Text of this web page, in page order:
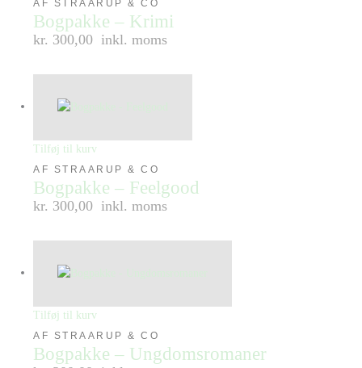
AF STRAARUP & CO
Bogpakke – Krimi
kr. 300,00 inkl. moms
Tilføj til kurv
AF STRAARUP & CO
Bogpakke – Feelgood
kr. 300,00 inkl. moms
Tilføj til kurv
AF STRAARUP & CO
Bogpakke – Ungdomsromaner